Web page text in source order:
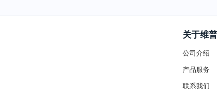
关于维普
公司介绍
产品服务
联系我们